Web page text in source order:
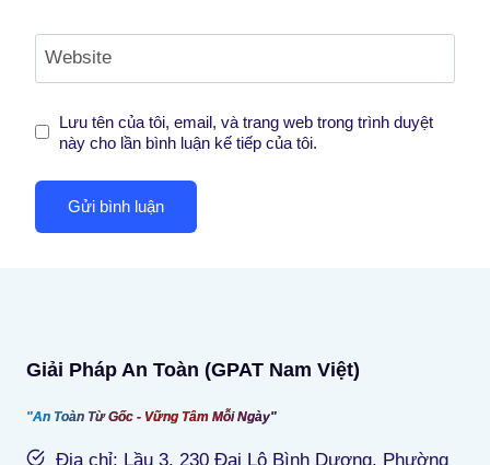
Website
Lưu tên của tôi, email, và trang web trong trình duyệt
này cho lần bình luận kế tiếp của tôi.
Giải Pháp An Toàn (GPAT Nam Việt)
"An Toàn Từ Gốc - Vững Tâm Mỗi Ngày"
Địa chỉ: Lầu 3, 230 Đại Lộ Bình Dương, Phường